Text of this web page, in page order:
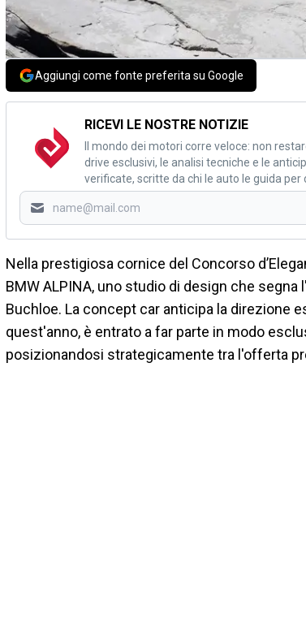
Aggiungi come fonte preferita su Google
RICEVI LE NOSTRE NOTIZIE
Il mondo dei motori corre veloce: non
drive esclusivi, le analisi tecniche e le
verificate, scritte da chi le auto le guida per
Nella prestigiosa cornice del Concorso
BMW ALPINA, uno studio di design che
Buchloe. La concept car anticipa la direzione
quest'anno, è entrato a far parte in modo
posizionandosi strategicamente tra l'offerta